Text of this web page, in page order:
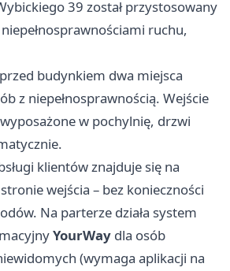
39 został przystosowany
ruchu,
przed budynkiem dwa miejsca
z niepełnosprawnością. Wejście
w pochylnię, drzwi
klientów znajduje się na
wejścia – bez konieczności
Na parterze działa system
YourWay dla osób
(wymaga aplikacji na